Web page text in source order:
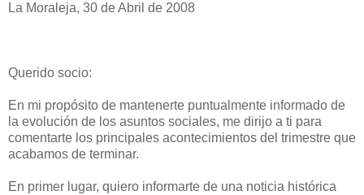
La Moraleja, 30 de Abril de 2008
Querido socio:
En mi propósito de mantenerte puntualmente informado de
la evolución de los asuntos sociales, me dirijo a ti para
comentarte los principales acontecimientos del trimestre que
acabamos de terminar.
En primer lugar, quiero informarte de una noticia histórica